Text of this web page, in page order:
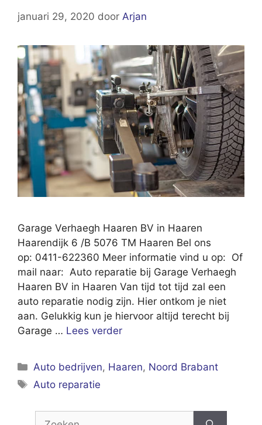
januari 29, 2020 door Arjan
Garage Verhaegh Haaren BV in Haaren
Haarendijk 6 /B 5076 TM Haaren Bel ons
op: 0411-622360 Meer informatie vind u op: Of
mail naar: Auto reparatie bij Garage Verhaegh
Haaren BV in Haaren Van tijd tot tijd zal een
auto reparatie nodig zijn. Hier ontkom je niet
aan. Gelukkig kun je hiervoor altijd terecht bij
Garage … Lees verder
Categorieën
Auto bedrijven, Haaren, Noord Brabant
Tags
Auto reparatie